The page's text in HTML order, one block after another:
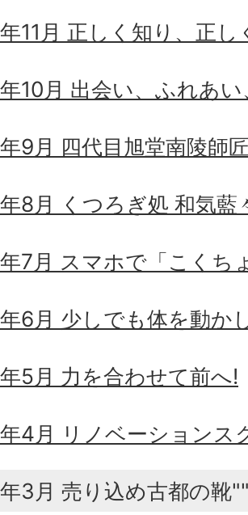
11月 正しく知り、正し
10月 出会い、ふれあ
9月 四代目旭堂南陵師
8月 くつろぎ処 和気藍
7月 スマホで「こくち
6月 少しでも体を動か
5月 力を合わせて前へ!
4月 リノベーションス
3月 売り込め古都の靴